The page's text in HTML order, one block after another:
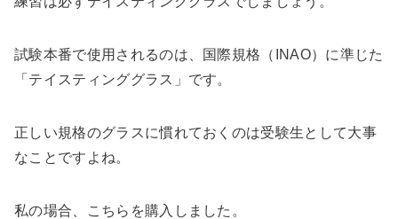
試験本番で使用されるのは、国際規格（INAO）に準じた
「テイスティンググラス」です。
正しい規格のグラスに慣れておくのは受験生として大事
なことですよね。
私の場合、こちらを購入しました。